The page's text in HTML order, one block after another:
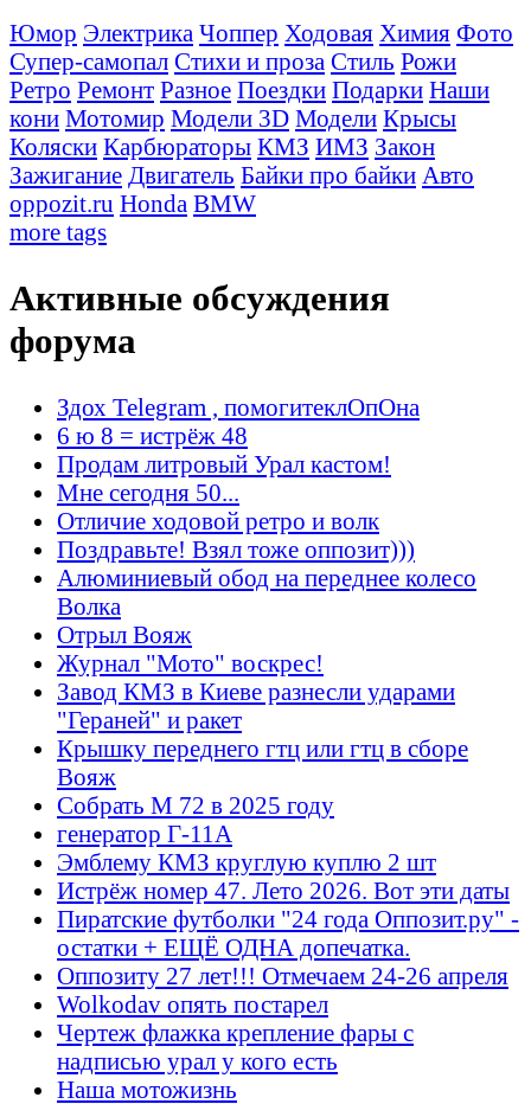
Юмор Электрика Чоппер Ходовая Химия Фото
Супер-самопал Стихи и проза Стиль Рожи
Ретро Ремонт Разное Поездки Подарки Наши
кони Мотомир Модели 3D Модели Крысы
Коляски Карбюраторы КМЗ ИМЗ Закон
Зажигание Двигатель Байки про байки Авто
oppozit.ru Honda BMW
more tags
Активные обсуждения
форума
Здох Telegram , помогитеклОпОна
6 ю 8 = истрёж 48
Продам литровый Урал кастом!
Мне сегодня 50...
Отличие ходовой ретро и волк
Поздравьте! Взял тоже оппозит)))
Алюминиевый обод на переднее колесо
Волка
Отрыл Вояж
Журнал "Мото" воскрес!
Завод КМЗ в Киеве разнесли ударами
"Гераней" и ракет
Крышку переднего гтц или гтц в сборе
Вояж
Собрать М 72 в 2025 году
генератор Г-11А
Эмблему КМЗ круглую куплю 2 шт
Истрёж номер 47. Лето 2026. Вот эти даты
Пиратские футболки "24 года Оппозит.ру" -
остатки + ЕЩЁ ОДНА допечатка.
Оппозиту 27 лет!!! Отмечаем 24-26 апреля
Wolkodav опять постарел
Чертеж флажка крепление фары с
надписью урал у кого есть
Наша мотожизнь